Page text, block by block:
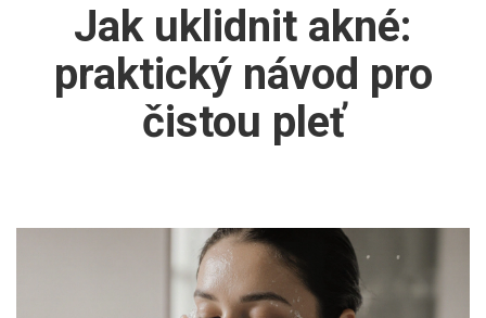
Jak uklidnit akné:
praktický návod pro
čistou pleť